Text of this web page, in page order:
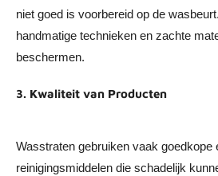
niet goed is voorbereid op de
handmatige technieken en zachte
beschermen.
3. Kwaliteit van Producten
Wasstraten gebruiken vaak goedkope
reinigingsmiddelen die schadelijk